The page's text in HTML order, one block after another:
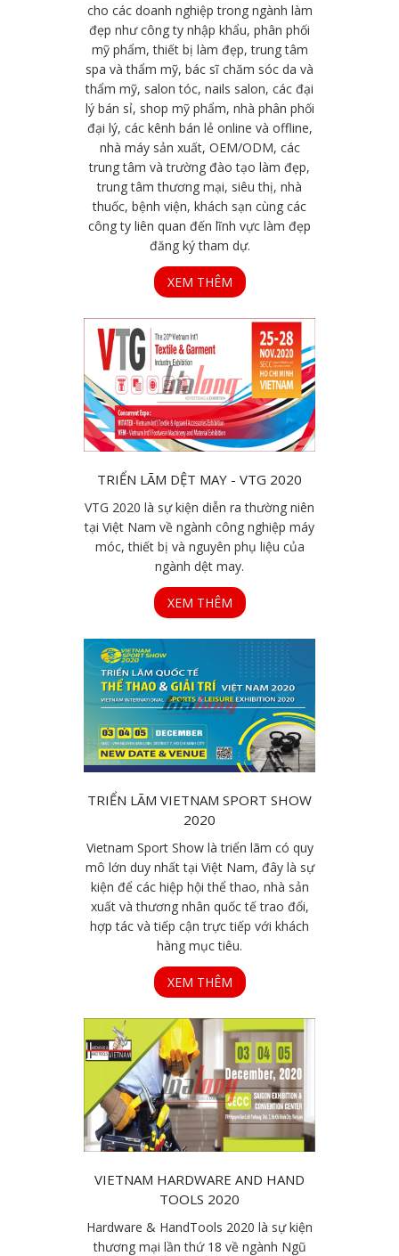
cho các doanh nghiệp trong ngành làm
đẹp như công ty nhập khẩu, phân phối
mỹ phẩm, thiết bị làm đẹp, trung tâm
spa và thẩm mỹ, bác sĩ chăm sóc da và
thẩm mỹ, salon tóc, nails salon, các đại
lý bán sỉ, shop mỹ phẩm, nhà phân phối
đại lý, các kênh bán lẻ online và offline,
nhà máy sản xuất, OEM/ODM, các
trung tâm và trường đào tạo làm đẹp,
trung tâm thương mại, siêu thị, nhà
thuốc, bệnh viện, khách sạn cùng các
công ty liên quan đến lĩnh vực làm đẹp
đăng ký tham dự.
XEM THÊM
TRIỂN LÃM DỆT MAY - VTG 2020
VTG 2020 là sự kiện diễn ra thường niên
tại Việt Nam về ngành công nghiệp máy
móc, thiết bị và nguyên phụ liệu của
ngành dệt may.
XEM THÊM
TRIỂN LÃM VIETNAM SPORT SHOW
2020
Vietnam Sport Show là triển lãm có quy
mô lớn duy nhất tại Việt Nam, đây là sự
kiện để các hiệp hội thể thao, nhà sản
xuất và thương nhân quốc tế trao đổi,
hợp tác và tiếp cận trực tiếp với khách
hàng mục tiêu.
XEM THÊM
VIETNAM HARDWARE AND HAND
TOOLS 2020
Hardware & HandTools 2020 là sự kiện
thương mại lần thứ 18 về ngành Ngũ